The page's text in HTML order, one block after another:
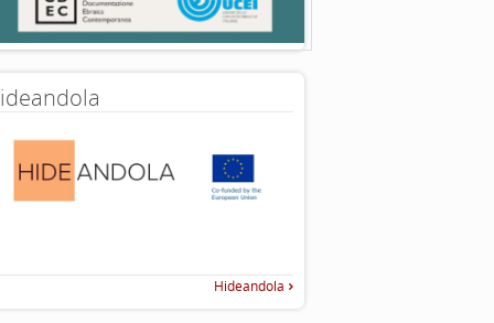
Hideandola